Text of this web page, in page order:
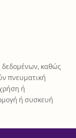
δεδομένων, καθώς
πνευματική
ή
ή συσκευή